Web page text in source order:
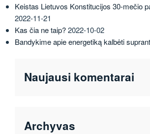
Keistas Lietuvos Konstitucijos 30-mečio
2022-11-21
Kas čia ne taip?2022-10-02
Bandykime apie energetiką kalbėti
Naujausi komentarai
Archyvas